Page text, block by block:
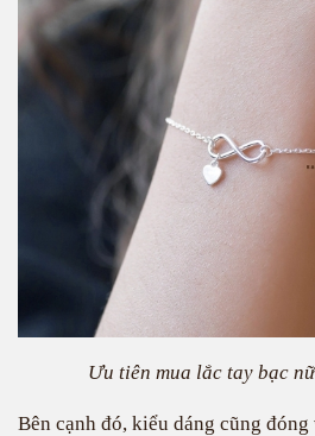
Ưu tiên mua lắc tay bạc
Bên cạnh đó, kiểu dáng cũng